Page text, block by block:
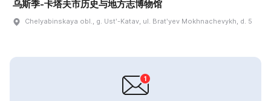
乌斯季-卡塔夫市历史与地方志博物馆
Chelyabinskaya obl., g. Ustʹ-Katav, ul. Bratʹyev Mokhnachevykh, d. 5